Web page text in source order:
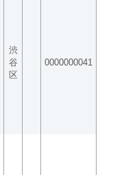
渋
谷
区
0000000041